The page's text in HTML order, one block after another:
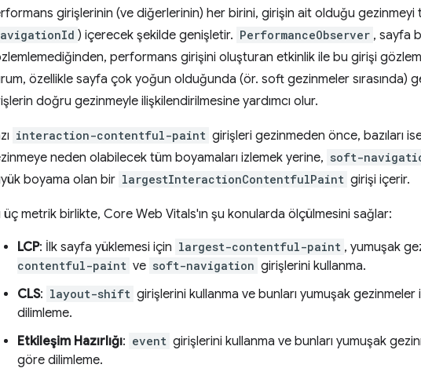
girişlerinin (ve diğerlerinin) her birini, girişin ait olduğu gezinmeyi
) içerecek şekilde genişletir. PerformanceObserver , sayfa
performans girişini oluşturan etkinlik ile bu girişi
özellikle sayfa çok yoğun olduğunda (ör. soft gezinmeler sırasında)
doğru gezinmeyle ilişkilendirilmesine yardımcı olur.
interaction-contentful-paint girişleri gezinmeden önce, bazıları
neden olabilecek tüm boyamaları izlemek yerine, soft-
boyama olan bir largestInteractionContentfulPaint girişi içerir.
üç metrik birlikte, Core Web Vitals'ın şu konularda ölçülmesini sağlar:
LCP: İlk sayfa yüklemesi için largest-contentful-paint , yumuşak
contentful-paint ve soft-navigation girişlerini kullanma.
CLS: layout-shift girişlerini kullanma ve bunları yumuşak gezinmeler
dilimleme.
Etkileşim Hazırlığı: event girişlerini kullanma ve bunları yumuşak
göre dilimleme.